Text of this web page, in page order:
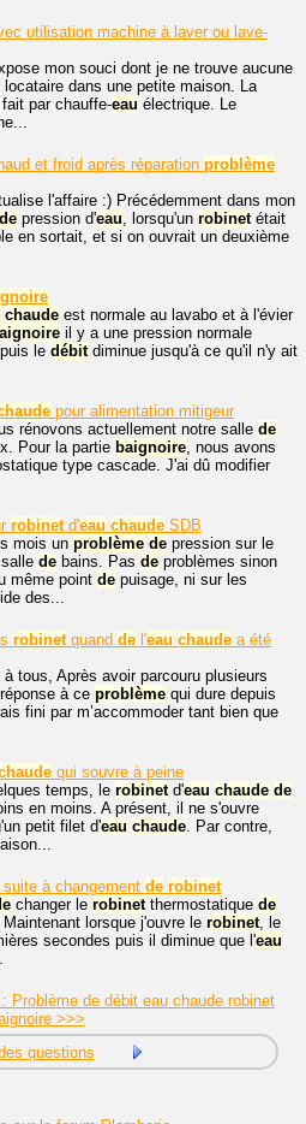
utilisation machine à laver ou lave-
mon souci dont je ne trouve aucune
dans une petite maison. La
par chauffe-eau électrique. Le
et froid après réparation problème
l'affaire :) Précédemment dans mon
de pression d'eau , lorsqu'un robinet était
en sortait, et si on ouvrait un deuxième
chaude est normale au lavabo et à l'évier
il y a une pression normale
le débit diminue jusqu'à ce qu'il n'y ait
pour alimentation mitigeur
rénovons actuellement notre salle de
Pour la partie baignoire , nous avons
type cascade. J'ai dû modifier
robinet d'eau chaude SDB
mois un problème de pression sur le
salle de bains. Pas de problèmes sinon
même point de puisage, ni sur les
des...
robinet quand de l'eau chaude a été
tous, Après avoir parcouru plusieurs
à ce problème qui dure depuis
fini par m’accommoder tant bien que
qui souvre à peine
temps, le robinet d'eau chaude de
en moins. A présent, il ne s'ouvre
petit filet d'eau chaude . Par contre,
suite à changement de robinet
changer le robinet thermostatique de
lorsque j'ouvre le robinet , le
secondes puis il diminue que l'eau
Problème de débit eau chaude robinet
>>>
questions